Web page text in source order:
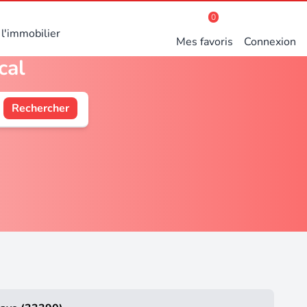
l'immobilier
0
Mes favoris Connexion
Rechercher